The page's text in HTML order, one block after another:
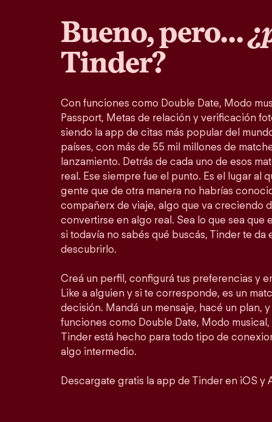
Bueno, pero…
Tinder?
Con funciones como Double Date, Modo
Passport, Metas de relación y verificación
siendo la app de citas más popular del
países, con más de 55 mil millones de
lanzamiento. Detrás de cada uno de esos
real. Ese siempre fue el punto. Es el lugar al
gente que de otra manera no habrías
compañerx de viaje, algo que va creciendo
convertirse en algo real. Sea lo que sea que
si todavía no sabés qué buscás, Tinder te da
descubrirlo.
Creá un perfil, configurá tus preferencias y
Like a alguien y si te corresponde, es un
decisión. Mandá un mensaje, hacé un plan,
funciones como Double Date, Modo musical,
Tinder está hecho para todo tipo de
algo intermedio.
Descargate gratis la app de Tinder en iOS y